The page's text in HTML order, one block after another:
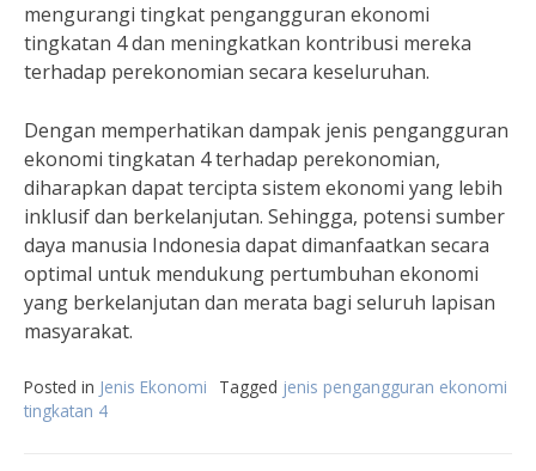
mengurangi tingkat pengangguran ekonomi
tingkatan 4 dan meningkatkan kontribusi mereka
terhadap perekonomian secara keseluruhan.
Dengan memperhatikan dampak jenis pengangguran
ekonomi tingkatan 4 terhadap perekonomian,
diharapkan dapat tercipta sistem ekonomi yang lebih
inklusif dan berkelanjutan. Sehingga, potensi sumber
daya manusia Indonesia dapat dimanfaatkan secara
optimal untuk mendukung pertumbuhan ekonomi
yang berkelanjutan dan merata bagi seluruh lapisan
masyarakat.
Posted in Jenis Ekonomi Tagged jenis pengangguran ekonomi
tingkatan 4